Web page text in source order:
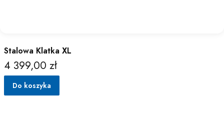
Stalowa Klatka XL
Cena
4 399,00 zł
Do koszyka